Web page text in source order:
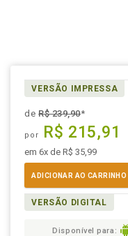
VERSÃO IMPRESSA
deR$ 239,90*
por R$ 215,91
em 6x de R$ 35,99
ADICIONAR AO CARRINHO
VERSÃO DIGITAL
Disponível para: